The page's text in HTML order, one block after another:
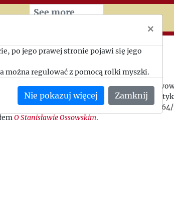
Przeskocz do treści zasadniczej
See more
Ossowskim
- Zbigniew Jordan
list niedawno zmarłemu socjologowi
żonie Marii. Prosi Jordana o przygotowanie
zmarłego. Tekst ukazał się w Kulturze
O Stanisławie Ossowskim.
×
po jego prawej stronie pojawi się jego
można regulować z pomocą rolki myszki.
Nie pokazuj więcej Zamknij